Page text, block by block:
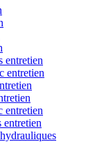
entretien
entretien
entretien
entretien